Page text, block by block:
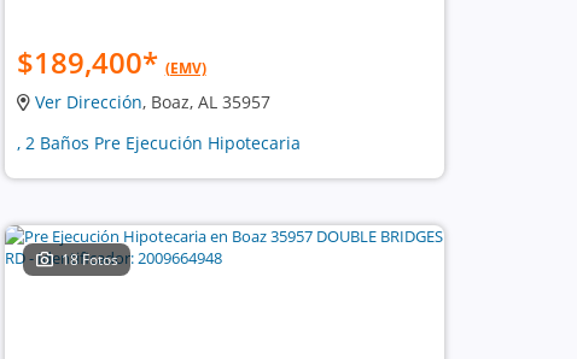
$189,400* (EMV)
Ver Dirección, Boaz, AL 35957
, 2 Baños Pre Ejecución Hipotecaria
18 Fotos